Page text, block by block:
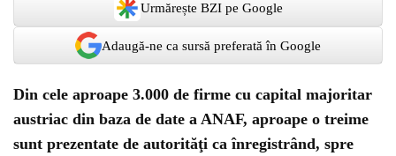
Urmărește BZI pe Google
Adaugă-ne ca sursă preferată în Google
Din cele aproape 3.000 de firme cu capital majoritar
austriac din baza de date a ANAF, aproape o treime
sunt prezentate de autorităţi ca înregistrând, spre